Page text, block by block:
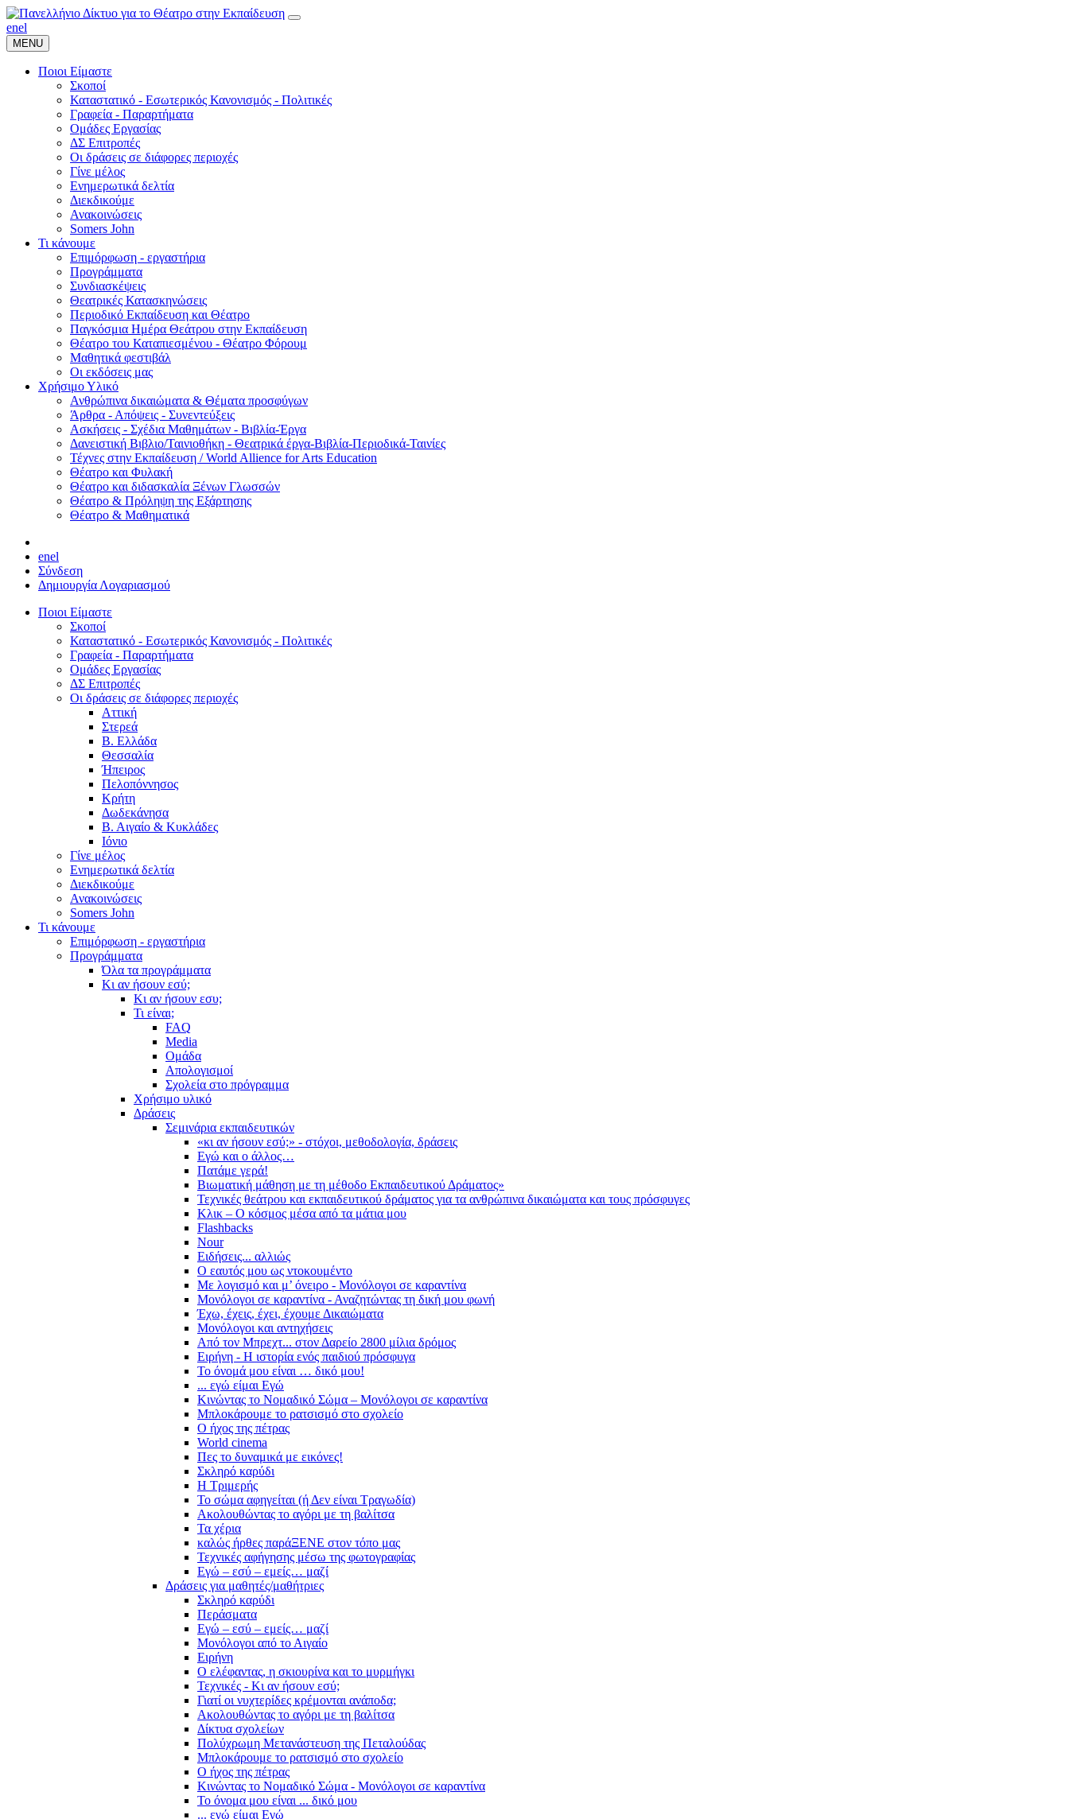
enel
MENU
Ποιοι Είμαστε
Σκοποί
Καταστατικό - Εσωτερικός Κανονισμός - Πολιτικές
Γραφεία - Παραρτήματα
Ομάδες Εργασίας
ΔΣ Επιτροπές
Οι δράσεις σε διάφορες περιοχές
Γίνε μέλος
Ενημερωτικά δελτία
Διεκδικούμε
Ανακοινώσεις
Somers John
Τι κάνουμε
Επιμόρφωση - εργαστήρια
Προγράμματα
Συνδιασκέψεις
Θεατρικές Κατασκηνώσεις
Περιοδικό Εκπαίδευση και Θέατρο
Παγκόσμια Ημέρα Θεάτρου στην Εκπαίδευση
Θέατρο του Καταπιεσμένου - Θέατρο Φόρουμ
Μαθητικά φεστιβάλ
Οι εκδόσεις μας
Χρήσιμο Υλικό
Ανθρώπινα δικαιώματα & Θέματα προσφύγων
Άρθρα - Απόψεις - Συνεντεύξεις
Ασκήσεις - Σχέδια Μαθημάτων - Βιβλία-Έργα
Δανειστική Βιβλιο/Ταινιοθήκη - Θεατρικά έργα-Βιβλία-Περιοδικά-Ταινίες
Τέχνες στην Εκπαίδευση / World Allience for Arts Education
Θέατρο και Φυλακή
Θέατρο και διδασκαλία Ξένων Γλωσσών
Θέατρο & Πρόληψη της Εξάρτησης
Θέατρο & Μαθηματικά
enel
Σύνδεση
Δημιουργία Λογαριασμού
Ποιοι Είμαστε
Σκοποί
Καταστατικό - Εσωτερικός Κανονισμός - Πολιτικές
Γραφεία - Παραρτήματα
Ομάδες Εργασίας
ΔΣ Επιτροπές
Οι δράσεις σε διάφορες περιοχές
Αττική
Στερεά
Β. Ελλάδα
Θεσσαλία
Ήπειρος
Πελοπόννησος
Κρήτη
Δωδεκάνησα
Β. Αιγαίο & Κυκλάδες
Ιόνιο
Γίνε μέλος
Ενημερωτικά δελτία
Διεκδικούμε
Ανακοινώσεις
Somers John
Τι κάνουμε
Επιμόρφωση - εργαστήρια
Προγράμματα
Όλα τα προγράμματα
Κι αν ήσουν εσύ;
Κι αν ήσουν εσυ;
Τι είναι;
FAQ
Media
Ομάδα
Απολογισμοί
Σχολεία στο πρόγραμμα
Χρήσιμο υλικό
Δράσεις
Σεμινάρια εκπαιδευτικών
«κι αν ήσουν εσύ;» - στόχοι, μεθοδολογία, δράσεις
Εγώ και ο άλλος…
Πατάμε γερά!
Βιωματική μάθηση με τη μέθοδο Εκπαιδευτικού Δράματος»
Τεχνικές θεάτρου και εκπαιδευτικού δράματος για τα ανθρώπινα δικαιώματα και τους πρόσφυγες
Κλικ – Ο κόσμος μέσα από τα μάτια μου
Flashbacks
Nour
Ειδήσεις... αλλιώς
Ο εαυτός μου ως ντοκουμέντο
Με λογισμό και μ’ όνειρο - Μονόλογοι σε καραντίνα
Μονόλογοι σε καραντίνα - Αναζητώντας τη δική μου φωνή
Έχω, έχεις, έχει, έχουμε Δικαιώματα
Μονόλογοι και αντηχήσεις
Από τον Μπρεχτ... στον Δαρείο 2800 μίλια δρόμος
Ειρήνη - Η ιστορία ενός παιδιού πρόσφυγα
Το όνομά μου είναι … δικό μου!
... εγώ είμαι Εγώ
Κινώντας το Νομαδικό Σώμα – Μονόλογοι σε καραντίνα
Μπλοκάρουμε το ρατσισμό στο σχολείο
Ο ήχος της πέτρας
World cinema
Πες το δυναμικά με εικόνες!
Σκληρό καρύδι
Η Τριμερής
Το σώμα αφηγείται (ή Δεν είναι Τραγωδία)
Ακολουθώντας το αγόρι με τη βαλίτσα
Τα χέρια
καλώς ήρθες παράΞΕΝΕ στον τόπο μας
Τεχνικές αφήγησης μέσω της φωτογραφίας
Εγώ – εσύ – εμείς… μαζί
Δράσεις για μαθητές/μαθήτριες
Σκληρό καρύδι
Περάσματα
Εγώ – εσύ – εμείς… μαζί
Μονόλογοι από το Αιγαίο
Ειρήνη
Ο ελέφαντας, η σκιουρίνα και το μυρμήγκι
Τεχνικές - Κι αν ήσουν εσύ;
Γιατί οι νυχτερίδες κρέμονται ανάποδα;
Ακολουθώντας το αγόρι με τη βαλίτσα
Δίκτυα σχολείων
Πολύχρωμη Μετανάστευση της Πεταλούδας
Μπλοκάρουμε το ρατσισμό στο σχολείο
Ο ήχος της πέτρας
Κινώντας το Νομαδικό Σώμα - Μονόλογοι σε καραντίνα
Το όνομα μου είναι ... δικό μου
... εγώ είμαι Εγώ